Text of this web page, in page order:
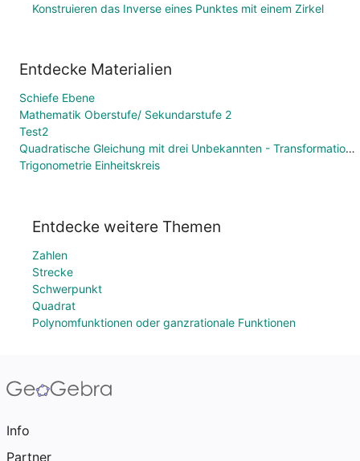
Konstruieren das Inverse eines Punktes mit einem Zirkel
Entdecke Materialien
Schiefe Ebene
Mathematik Oberstufe/ Sekundarstufe 2
Test2
Quadratische Gleichung mit drei Unbekannten - Transformationen
Trigonometrie Einheitskreis
Entdecke weitere Themen
Zahlen
Strecke
Schwerpunkt
Quadrat
Polynomfunktionen oder ganzrationale Funktionen
Info
Partner